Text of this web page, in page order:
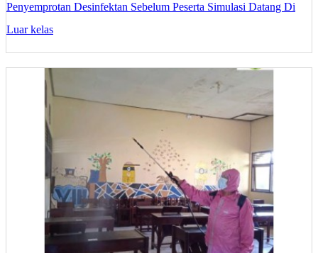
Penyemprotan Desinfektan Sebelum Peserta Simulasi Datang Di
Luar kelas